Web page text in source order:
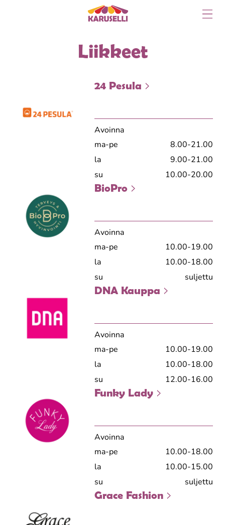
Liikkeet
24 Pesula
Avoinna
ma-pe
8.00-21.00
la
9.00-21.00
su
10.00-20.00
BioPro
Avoinna
ma-pe
10.00-19.00
la
10.00-18.00
su
suljettu
DNA Kauppa
Avoinna
ma-pe
10.00-19.00
la
10.00-18.00
su
12.00-16.00
Funky Lady
Avoinna
ma-pe
10.00-18.00
la
10.00-15.00
su
suljettu
Grace Fashion